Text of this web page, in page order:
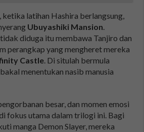
latihan Hashira berlangsung,
Ubuyashiki Mansion.
diduga itu membawa Tanjiro dan
perangkap yang mengheret mereka
Castle. Di situlah bermula
menentukan nasib manusia
besar, dan momen emosi
fokus utama dalam trilogi ini. Bagi
manga Demon Slayer, mereka